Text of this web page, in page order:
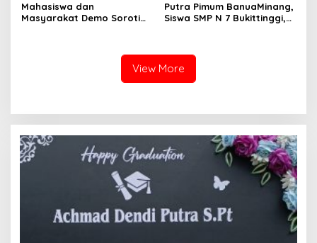
Mahasiswa dan
Masyarakat Demo Soroti
Putra Pimum BanuaMinang,
Siswa SMP N 7 Bukittinggi,
Kejuaraan Karate Jam
Gadang Inkanas Bukittinggi
View More